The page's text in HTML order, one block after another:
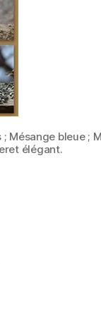
Mésange bleue ;
élégant.